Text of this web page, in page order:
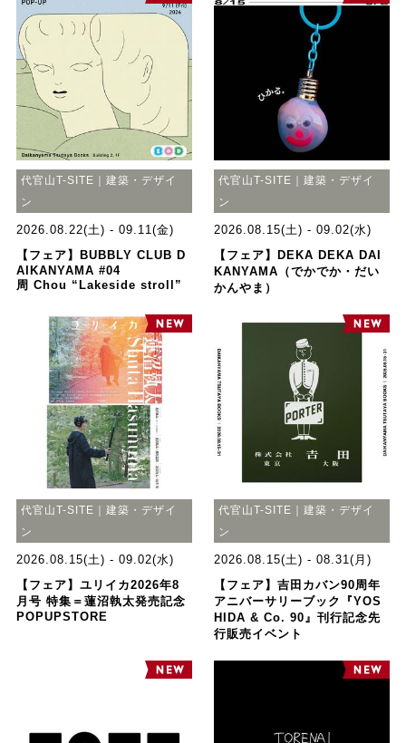
代官山T-SITE｜建築・デザイ
ン
2026.08.22(土) - 09.11(金)
【フェア】BUBBLY CLUB D
AIKANYAMA #04
周 Chou “Lakeside stroll”
代官山T-SITE｜建築・デザイ
ン
2026.08.15(土) - 09.02(水)
【フェア】DEKA DEKA DAI
KANYAMA（でかでか・だい
かんやま）
代官山T-SITE｜建築・デザイ
ン
2026.08.15(土) - 09.02(水)
【フェア】ユリイカ2026年8
月号 特集＝蓮沼執太発売記念
POPUPSTORE
代官山T-SITE｜建築・デザイ
ン
2026.08.15(土) - 08.31(月)
【フェア】吉田カバン90周年
アニバーサリーブック『YOS
HIDA & Co. 90』刊行記念先
行販売イベント